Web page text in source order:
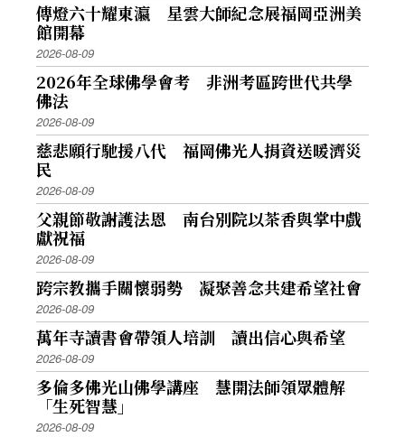
傳燈六十耀東瀛 星雲大師紀念展福岡亞洲美
館開幕
2026-08-09
2026年全球佛學會考 非洲考區跨世代共學
佛法
2026-08-09
慈悲願行馳援八代 福岡佛光人捐資送暖濟災
民
2026-08-09
父親節敬謝護法恩 南台別院以茶香與掌中戲
獻祝福
2026-08-09
跨宗教攜手關懷弱勢 凝聚善念共建希望社會
2026-08-09
萬年寺讀書會帶領人培訓 讀出信心與希望
2026-08-09
多倫多佛光山佛學講座 慧開法師領眾體解
「生死智慧」
2026-08-09